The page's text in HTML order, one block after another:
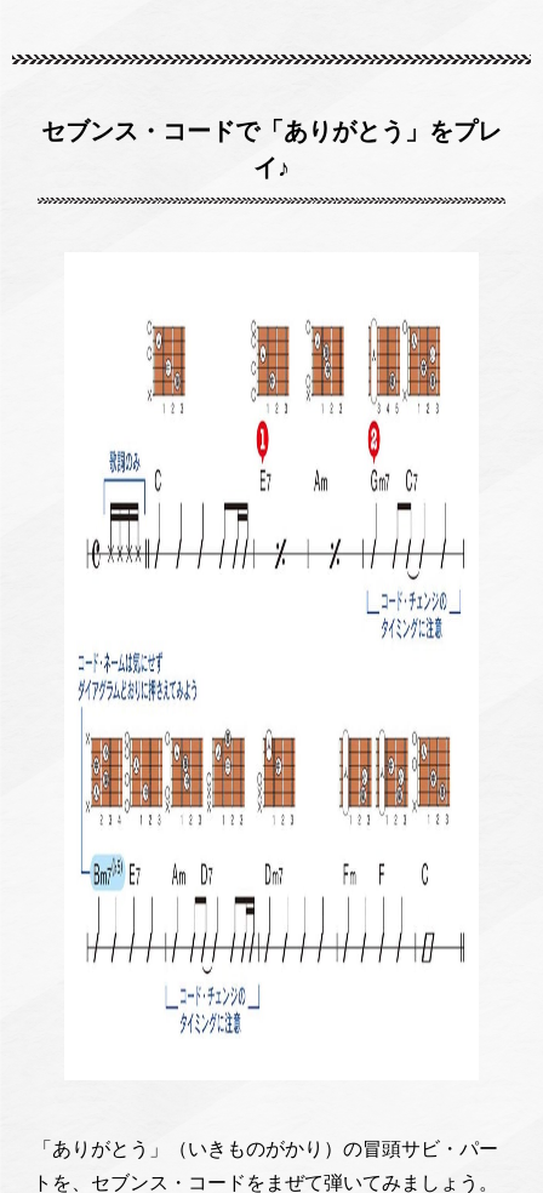
セブンス・コードで「ありがとう」をプレ
イ♪
「ありがとう」（いきものがかり）の冒頭サビ・パー
トを、セブンス・コードをまぜて弾いてみましょう。